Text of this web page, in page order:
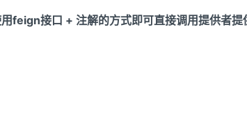
feign接口 + 注解的方式即可直接调用提供者提